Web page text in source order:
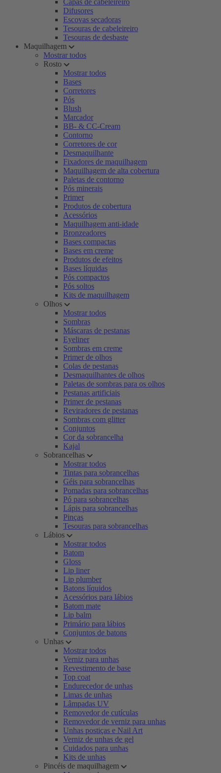
Capas de cabeleireiro
Difusores
Escovas secadoras
Tesouras de cabeleireiro
Tesouras de desbaste
Maquilhagem
Mostrar todos
Rosto
Mostrar todos
Bases
Corretores
Pós
Blush
Marcador
BB- & CC-Cream
Contorno
Corretores de cor
Desmaquilhante
Fixadores de maquilhagem
Maquilhagem de alta cobertura
Paletas de contorno
Pós minerais
Primer
Produtos de cobertura
Acessórios
Maquilhagem anti-idade
Bronzeadores
Bases compactas
Bases em creme
Produtos de efeitos
Bases líquidas
Pós compactos
Pós soltos
Kits de maquilhagem
Olhos
Mostrar todos
Sombras
Máscaras de pestanas
Eyeliner
Sombras em creme
Primer de olhos
Colas de pestanas
Desmaquilhantes de olhos
Paletas de sombras para os olhos
Pestanas artificiais
Primer de pestanas
Reviradores de pestanas
Sombras com glitter
Conjuntos
Cor da sobrancelha
Kajal
Sobrancelhas
Mostrar todos
Tintas para sobrancelhas
Géis para sobrancelhas
Pomadas para sobrancelhas
Pó para sobrancelhas
Lápis para sobrancelhas
Pinças
Tesouras para sobrancelhas
Lábios
Mostrar todos
Batom
Gloss
Lip liner
Lip plumber
Batons líquidos
Acessórios para lábios
Batom mate
Lip balm
Primário para lábios
Conjuntos de batons
Unhas
Mostrar todos
Verniz para unhas
Revestimento de base
Top coat
Endurecedor de unhas
Limas de unhas
Lâmpadas UV
Removedor de cutículas
Removedor de verniz para unhas
Unhas postiças e Nail Art
Verniz de unhas de gel
Cuidados para unhas
Kits de unhas
Pincéis de maquilhagem